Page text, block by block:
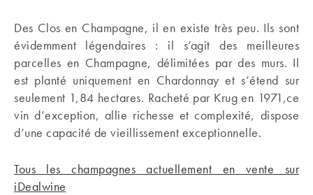
Des Clos en Champagne, il en existe très peu. Ils sont
évidemment légendaires : il s’agit des meilleures
parcelles en Champagne, délimitées par des murs. Il
est planté uniquement en Chardonnay et s’étend sur
seulement 1,84 hectares. Racheté par Krug en 1971,ce
vin d’exception, allie richesse et complexité, dispose
d’une capacité de vieillissement exceptionnelle.
Tous les champagnes actuellement en vente sur
iDealwine